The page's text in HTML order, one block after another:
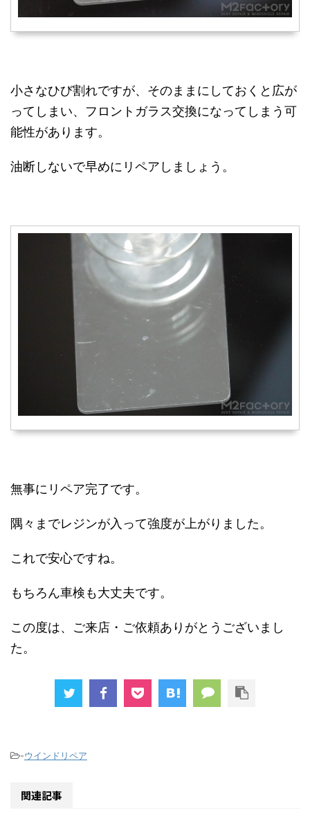
小さなひび割れですが、そのままにしておくと広が
ってしまい、フロントガラス交換になってしまう可
能性があります。
油断しないで早めにリペアしましょう。
無事にリペア完了です。
隅々までレジンが入って強度が上がりました。
これで安心ですね。
もちろん車検も大丈夫です。
この度は、ご来店・ご依頼ありがとうございまし
た。
-ウインドリペア
関連記事